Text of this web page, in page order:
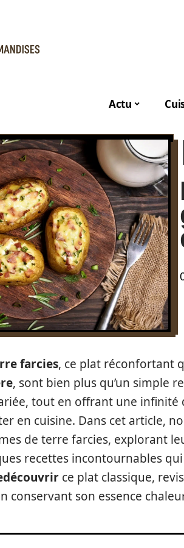
Actu
farcies, ce plat réconfortant
, sont bien plus qu’un simple
tout en offrant une infinité
en cuisine. Dans cet article,
de terre farcies, explorant
recettes incontournables
ce plat classique,
conservant son essence